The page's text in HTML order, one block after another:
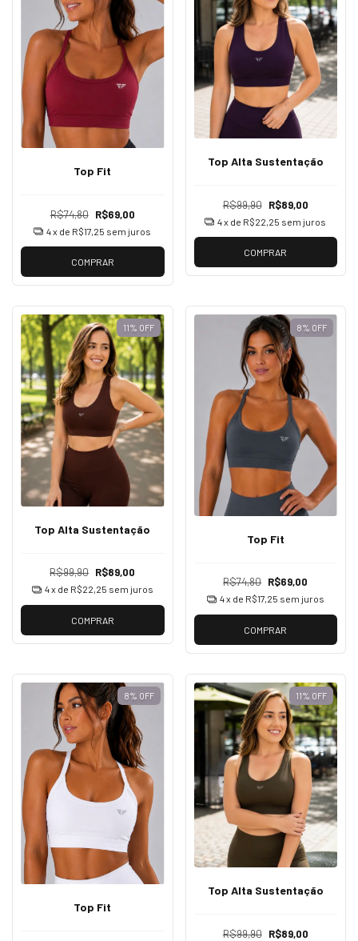
Top Fit
R$74,80 R$69,00
4x de R$17,25 sem juros
COMPRAR
Top Alta Sustentação
R$99,90 R$89,00
4x de R$22,25 sem juros
COMPRAR
11% OFF
Top Alta Sustentação
R$99,90 R$89,00
4x de R$22,25 sem juros
COMPRAR
8% OFF
Top Fit
R$74,80 R$69,00
4x de R$17,25 sem juros
COMPRAR
8% OFF
Top Fit
11% OFF
Top Alta Sustentação
R$99,90 R$89,00